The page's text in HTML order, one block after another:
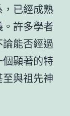
已經成熟
許多學者
能否經過
顯著的特
與祖先神